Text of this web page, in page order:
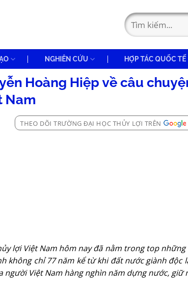
NGHIÊN CỨU HỢP TÁC QUỐC TẾ
Hoàng Hiệp về câu
Nam
THEO DÕI TRƯỜNG ĐẠI HỌC THỦY LỢI TRÊN
lợi Việt Nam hôm nay đã nằm trong top những
không chỉ 77 năm kể từ khi đất nước giành độc
Việt Nam hàng nghìn năm dựng nước, giữ